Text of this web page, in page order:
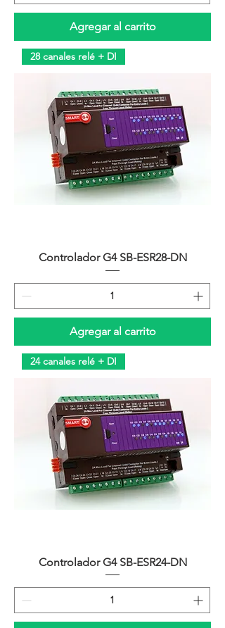
Agregar al carrito
28 canales relé + DI
Controlador G4 SB-ESR28-DN
Agregar al carrito
24 canales relé + DI
Controlador G4 SB-ESR24-DN